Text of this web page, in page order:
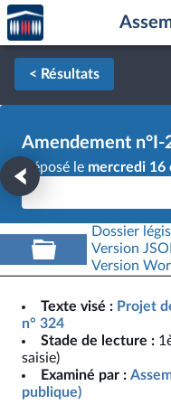
Aller au contenu
Aller en bas de la page
Accèder
à la
page
d'accueil
< Résultats
Amendement n°I-
Déposé le mercredi 16
Dossier
Version
Version
Texte visé : Projet
n° 324
Stade de lecture :
saisie)
Examiné par :
publique)